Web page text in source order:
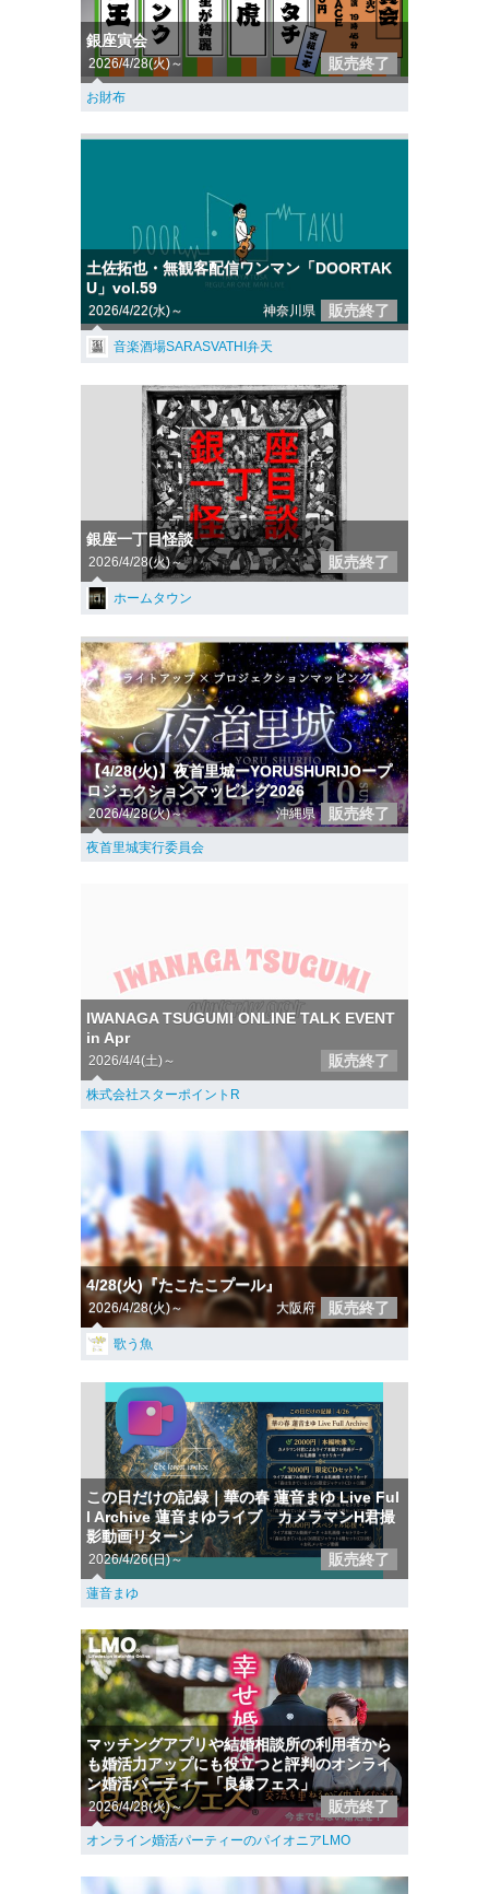
銀座寅会
2026/4/28(火)～ 販売終了
お財布
土佐拓也・無観客配信ワンマン「DOORTAK
U」vol.59
2026/4/22(水)～ 神奈川県 販売終了
音楽酒場SARASVATHI弁天
銀座一丁目怪談
2026/4/28(火)～ 販売終了
ホームタウン
【4/28(火)】夜首里城ーYORUSHURIJOープ
ロジェクションマッピング2026
2026/4/28(火)～ 沖縄県 販売終了
夜首里城実行委員会
IWANAGA TSUGUMI ONLINE TALK EVENT
in Apr
2026/4/4(土)～ 販売終了
株式会社スターポイントR
4/28(火)『たこたこプール』
2026/4/28(火)～ 大阪府 販売終了
歌う魚
この日だけの記録｜華の春 蓮音まゆ Live Ful
l Archive 蓮音まゆライブ カメラマンH君撮
影動画リターン
2026/4/26(日)～ 販売終了
蓮音まゆ
マッチングアプリや結婚相談所の利用者から
も婚活力アップにも役立つと評判のオンライ
ン婚活パーティー「良縁フェス」
2026/4/28(火)～ 販売終了
オンライン婚活パーティーのパイオニアLMO